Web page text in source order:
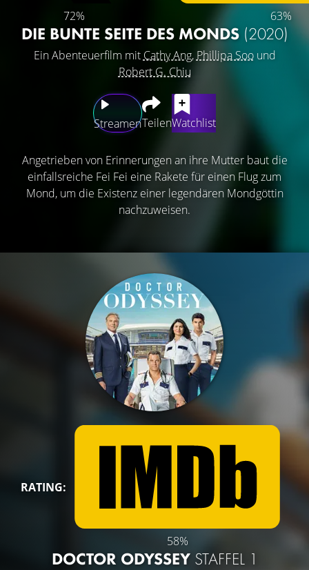
72% 63%
DIE BUNTE SEITE DES MONDS (2020)
Ein Abenteuerfilm mit Cathy Ang, Phillipa Soound
Robert G. Chiu
StreamenTeilenWatchlist
Angetrieben von Erinnerungen an ihre Mutter baut die
einfallsreiche Fei Fei eine Rakete für einen Flug zum
Mond, um die Existenz einer legendären Mondgöttin
nachzuweisen.
RATING:
58%
DOCTOR ODYSSEY STAFFEL 1